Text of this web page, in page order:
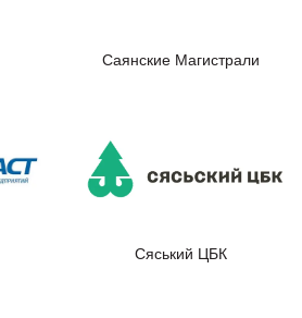
Саянские Магистрали
Сяський ЦБК